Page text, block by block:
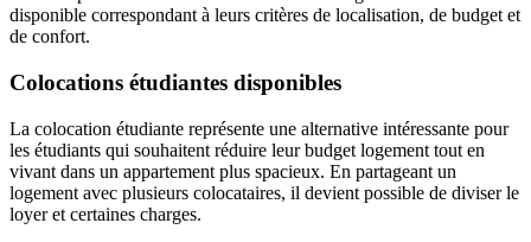
disponible correspondant à leurs critères de localisation, de budget et
de confort.
Colocations étudiantes disponibles
La colocation étudiante représente une alternative intéressante pour
les étudiants qui souhaitent réduire leur budget logement tout en
vivant dans un appartement plus spacieux. En partageant un
logement avec plusieurs colocataires, il devient possible de diviser le
loyer et certaines charges.